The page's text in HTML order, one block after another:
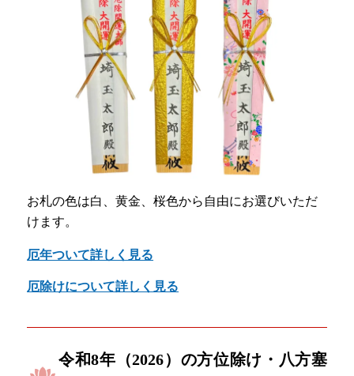
お札の色は白、黄金、桜色から自由にお選びいただ
けます。
厄年ついて詳しく見る
厄除けについて詳しく見る
令和8年（2026）の方位除け・八方塞